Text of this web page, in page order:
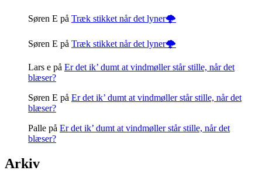
Søren E på Træk stikket når det lyner🌩️
Søren E på Træk stikket når det lyner🌩️
Lars e på Er det ik’ dumt at vindmøller står stille, når det
blæser?
Søren E på Er det ik’ dumt at vindmøller står stille, når det
blæser?
Palle på Er det ik’ dumt at vindmøller står stille, når det
blæser?
Arkiv